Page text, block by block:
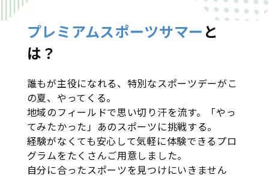
プレミアムスポーツサマー と
は？
誰もが主役になれる、特別なスポーツデーがこ
の夏、やってくる。
地域のフィールドで思い切り汗を流す。「やっ
てみたかった」あのスポーツに挑戦する。
経験がなくても安心して気軽に体験できるプロ
グラムをたくさんご用意しました。
自分に合ったスポーツを見つけにいきません